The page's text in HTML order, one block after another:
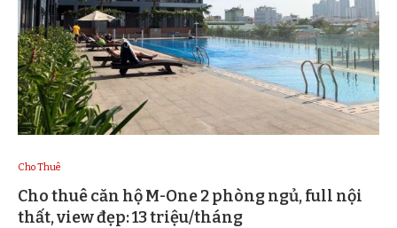
Cho Thuê
Cho thuê căn hộ M-One 2 phòng ngủ, full nội
thất, view đẹp: 13 triệu/tháng